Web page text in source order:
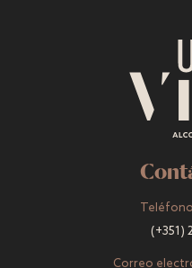
(+351)
Correo